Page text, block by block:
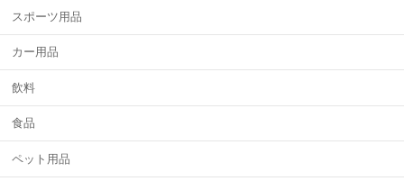
スポーツ用品
カー用品
飲料
食品
ペット用品